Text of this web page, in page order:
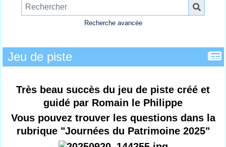
Recherche avancée
Jeu de piste
Très beau succès du jeu de piste créé et
guidé par Romain le Philippe
Vous pouvez trouver les questions dans la
rubrique "Journées du Patrimoine 2025"